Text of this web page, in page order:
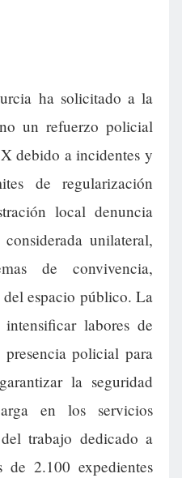
ha solicitado a la
un refuerzo policial
debido a incidentes y
de regularización
local denuncia
unilateral,
de convivencia,
espacio público. La
labores de
policial para
la seguridad
en los servicios
trabajo dedicado a
de 2.100 expedientes